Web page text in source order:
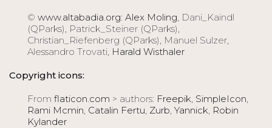
© www.altabadia.org: Alex Moling, Dani_Kaindl
(QParks), Patrick_Steiner (QParks),
Christian_Riefenberg (QParks), Manuel Sulzer,
Alessandro Trovati, Harald Wisthaler
Copyright icons:
From flaticon.com > authors: Freepik, SimpleIcon,
Rami Mcmin, Catalin Fertu, Zurb, Yannick, Robin
Kylander